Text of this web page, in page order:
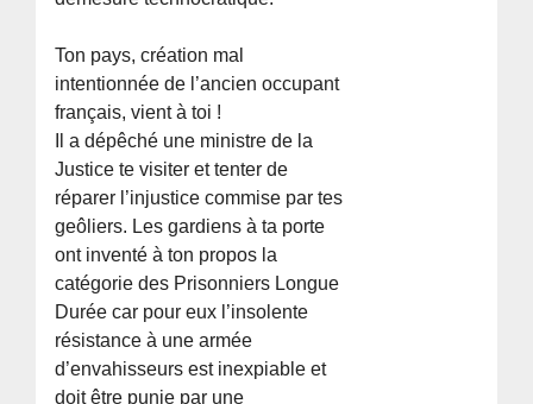
Ton pays, création mal
intentionnée de l’ancien occupant
français, vient à toi !
Il a dépêché une ministre de la
Justice te visiter et tenter de
réparer l’injustice commise par tes
geôliers. Les gardiens à ta porte
ont inventé à ton propos la
catégorie des Prisonniers Longue
Durée car pour eux l’insolente
résistance à une armée
d’envahisseurs est inexpiable et
doit être punie par une